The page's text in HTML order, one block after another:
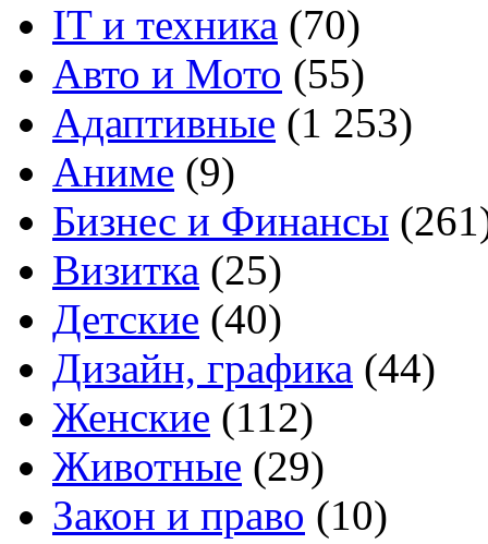
IT и техника (70)
Авто и Мото (55)
Адаптивные (1 253)
Аниме (9)
Бизнес и Финансы
Визитка (25)
Детские (40)
Дизайн, графика (44)
Женские (112)
Животные (29)
Закон и право (10)